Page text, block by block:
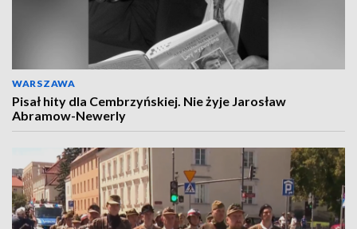
WARSZAWA
Pisał hity dla Cembrzyńskiej. Nie żyje Jarosław
Abramow-Newerly